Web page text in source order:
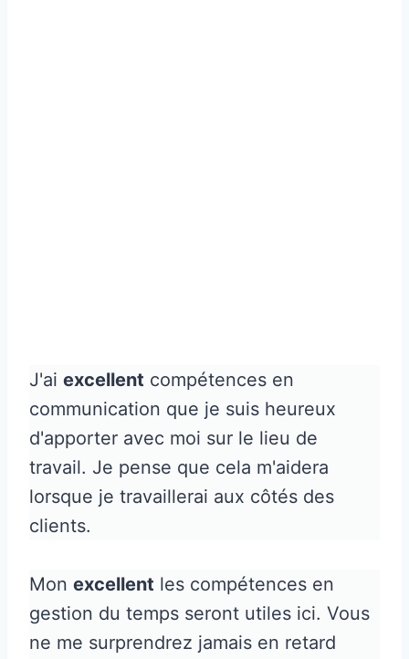
J'ai excellent compétences en
communication que je suis heureux
d'apporter avec moi sur le lieu de
travail. Je pense que cela m'aidera
lorsque je travaillerai aux côtés des
clients.
Mon excellent les compétences en
gestion du temps seront utiles ici. Vous
ne me surprendrez jamais en retard